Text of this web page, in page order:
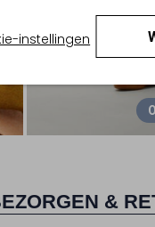
instellingen
&